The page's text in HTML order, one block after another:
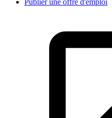
Publier une offre d'emploi